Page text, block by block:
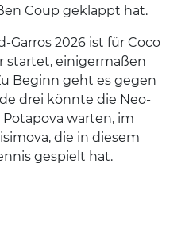
Coup geklappt hat.
Garros 2026 ist für Coco
startet, einigermaßen
Beginn geht es gegen
drei könnte die Neo-
warten, im
die in diesem
gespielt hat.